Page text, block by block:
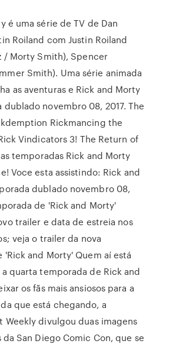
é uma série de TV de Dan
Roiland com Justin Roiland
/ Morty Smith), Spencer
Smith). Uma série animada
as aventuras e Rick and Morty
dublado novembro 08, 2017. The
Rickmancing the
Vindicators 3! The Return of
temporadas Rick and Morty
Voce esta assistindo: Rick and
dublado novembro 08,
de 'Rick and Morty'
trailer e data de estreia nos
veja o trailer da nova
and Morty' Quem aí está
quarta temporada de Rick and
os fãs mais ansiosos para a
que está chegando, a
Weekly divulgou duas imagens
San Diego Comic Con, que se